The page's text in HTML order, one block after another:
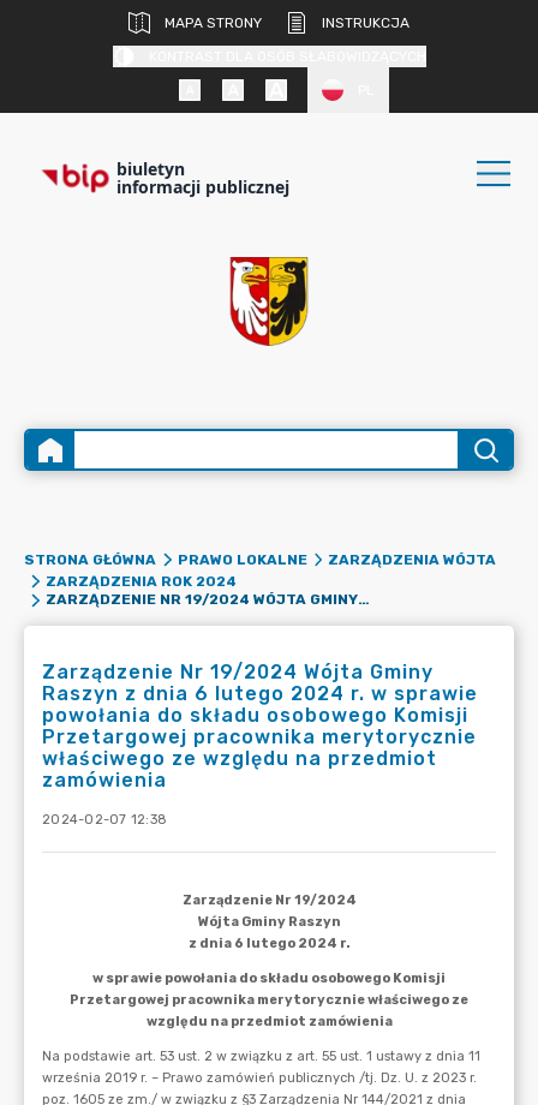
MAPA STRONY
INSTRUKCJA
biuletyn
informacji publicznej
STRONA GŁÓWNA PRAWO LOKALNE
ZARZĄDZENIA WÓJTA
ZARZĄDZENIA ROK 2024
ZARZĄDZENIE NR 19/2024 WÓJTA GMINY RASZYN Z DNIA 6 LUTEGO 2024 R. W SPRAWIE POWOŁANIA DO SKŁADU OSOBOWEGO KOMISJI PRZETARGOWEJ PRACOWNIKA MERYTORYCZNIE WŁAŚCIWEGO ZE WZGLĘDU NA PRZEDMIOT ZAMÓWIENIA
Zarządzenie Nr 19/2024 Wójta Gminy
Raszyn z dnia 6 lutego 2024 r. w sprawie
powołania do składu osobowego Komisji
Przetargowej pracownika merytorycznie
właściwego ze względu na przedmiot
zamówienia
2024-02-07 12:38